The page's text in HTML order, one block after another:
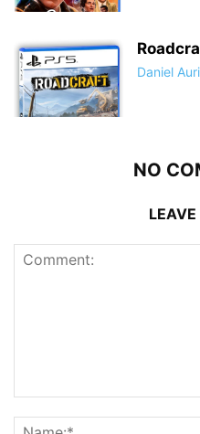
Daniel
NO
LEAVE